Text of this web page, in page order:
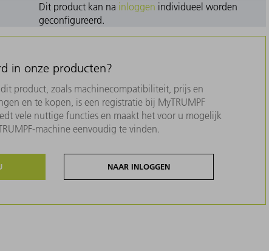
Dit product kan na inloggen individueel worden
geconfigureerd.
in onze producten?
product, zoals machinecompatibiliteit, prijs en
en te kopen, is een registratie bij MyTRUMPF
vele nuttige functies en maakt het voor u mogelijk
machine eenvoudig te vinden.
NAAR INLOGGEN